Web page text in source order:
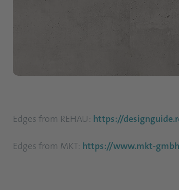
Edges from REHAU: https://
Edges from MKT: https://www.mkt-